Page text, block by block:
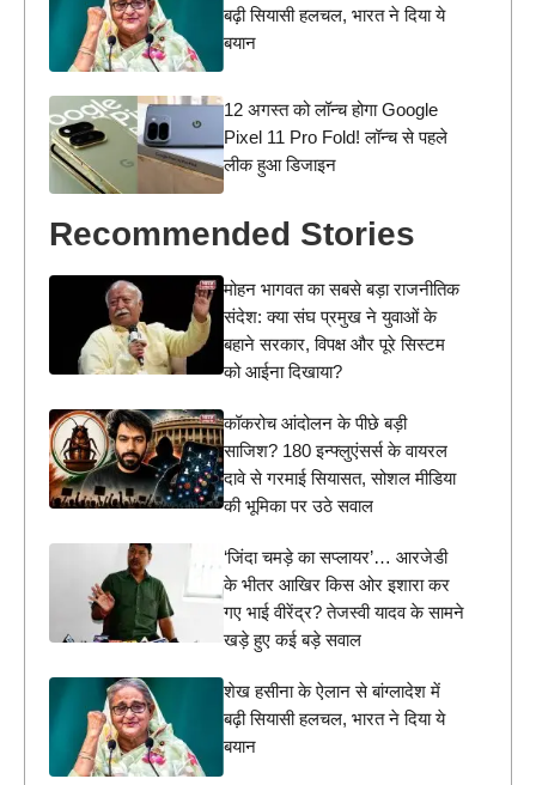
बढ़ी सियासी हलचल, भारत ने दिया ये
बयान
12 अगस्त को लॉन्च होगा Google
Pixel 11 Pro Fold! लॉन्च से पहले
लीक हुआ डिजाइन
Recommended Stories
मोहन भागवत का सबसे बड़ा राजनीतिक
संदेश: क्या संघ प्रमुख ने युवाओं के
बहाने सरकार, विपक्ष और पूरे सिस्टम
को आईना दिखाया?
कॉकरोच आंदोलन के पीछे बड़ी
साजिश? 180 इन्फ्लुएंसर्स के वायरल
दावे से गरमाई सियासत, सोशल मीडिया
की भूमिका पर उठे सवाल
‘जिंदा चमड़े का सप्लायर’… आरजेडी
के भीतर आखिर किस ओर इशारा कर
गए भाई वीरेंद्र? तेजस्वी यादव के सामने
खड़े हुए कई बड़े सवाल
शेख हसीना के ऐलान से बांग्लादेश में
बढ़ी सियासी हलचल, भारत ने दिया ये
बयान